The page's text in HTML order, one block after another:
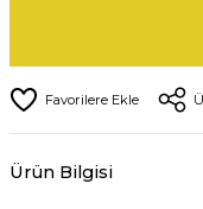
Ürün Bilgisi